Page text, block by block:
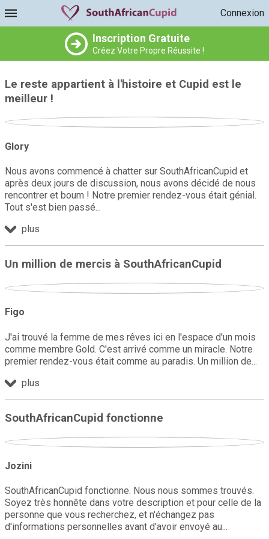
Connexion
Inscription Gratuite
Créez Votre Propre Réussite !
Le reste appartient à l'histoire et Cupid est le
meilleur !
Glory
Nous avons commencé à chatter sur SouthAfricanCupid et
après deux jours de discussion, nous avons décidé de nous
rencontrer et boum ! Notre premier rendez-vous était génial.
Tout s'est bien passé
plus
Un million de mercis à SouthAfricanCupid
Figo
J'ai trouvé la femme de mes rêves ici en l'espace d'un mois
comme membre Gold. C'est arrivé comme un miracle. Notre
premier rendez-vous était comme au paradis. Un million de
plus
SouthAfricanCupid fonctionne
Jozini
SouthAfricanCupid fonctionne. Nous nous sommes trouvés.
Soyez très honnête dans votre description et pour celle de la
personne que vous recherchez, et n'échangez pas
d'informations personnelles avant d'avoir envoyé au